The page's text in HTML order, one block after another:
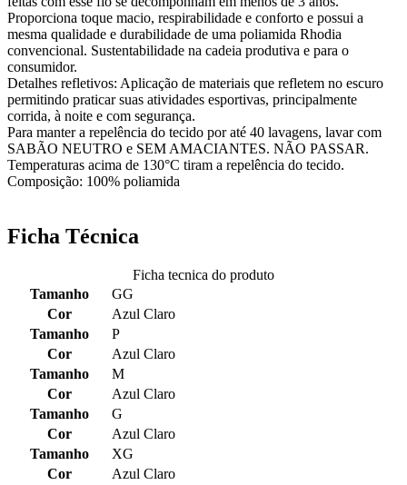
Proporciona toque macio, respirabilidade e conforto e possui a
mesma qualidade e durabilidade de uma poliamida Rhodia
convencional. Sustentabilidade na cadeia produtiva e para o
consumidor.
Detalhes refletivos: Aplicação de materiais que refletem no escuro
permitindo praticar suas atividades esportivas, principalmente
corrida, à noite e com segurança.
Para manter a repelência do tecido por até 40 lavagens, lavar com
SABÃO NEUTRO e SEM AMACIANTES. NÃO PASSAR.
Temperaturas acima de 130°C tiram a repelência do tecido.
Composição: 100% poliamida
Ficha Técnica
Ficha tecnica do produto
Tamanho
GG
Cor
Azul Claro
Tamanho
P
Cor
Azul Claro
Tamanho
M
Cor
Azul Claro
Tamanho
G
Cor
Azul Claro
Tamanho
XG
Cor
Azul Claro